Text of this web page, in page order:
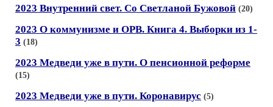
2023 Внутренний свет. Со Светланой Бужовой (20)
2023 О коммунизме и ОРВ. Книга 4. Выборки из 1-
3 (18)
2023 Медведи уже в пути. О пенсионной реформе
(15)
2023 Медведи уже в пути. Коронавирус (5)